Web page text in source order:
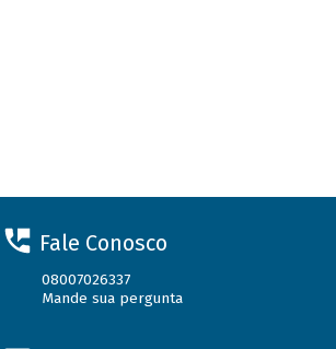
Fale Conosco
08007026337
Mande sua pergunta